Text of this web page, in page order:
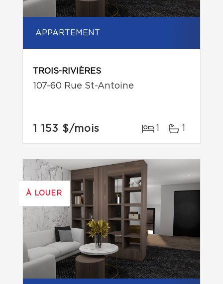
APPARTEMENT
TROIS-RIVIÈRES
107-60 Rue St-Antoine
1 153 $/mois 1 1
À LOUER